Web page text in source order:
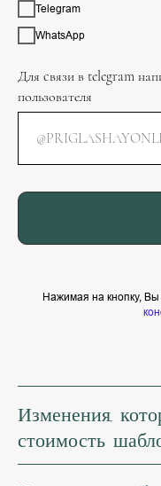
Telegram
WhatsApp
Для связи в telegram
пользователя
Нажимая на кнопку,
Изменения,
стоимость